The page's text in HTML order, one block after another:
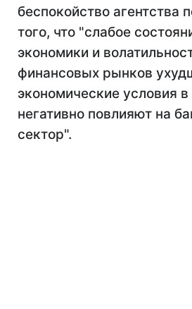
беспокойство агентства
того, что "слабое
экономики и
финансовых рынков
экономические условия
негативно повлияют на
сектор".